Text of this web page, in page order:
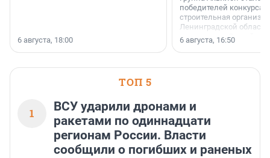
6 августа, 18:00
победителей конкурса
строительная
Ленинградской области
номинации «Самый
застройщик
области».
6 августа, 16:50
ТОП 5
1
ВСУ ударили дронами и
ракетами по одиннадцати
регионам России. Власти
сообщили о погибших и раненых